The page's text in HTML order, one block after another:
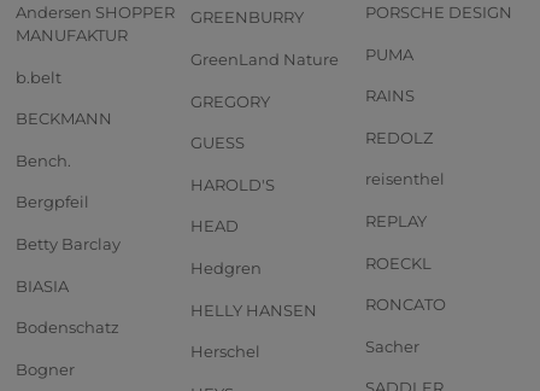
Andersen SHOPPER
MANUFAKTUR
b.belt
BECKMANN
Bench.
Bergpfeil
Betty Barclay
BIASIA
Bodenschatz
Bogner
GREENBURRY
GreenLand Nature
GREGORY
GUESS
HAROLD'S
HEAD
Hedgren
HELLY HANSEN
Herschel
PORSCHE DESIGN
PUMA
RAINS
REDOLZ
reisenthel
REPLAY
ROECKL
RONCATO
Sacher